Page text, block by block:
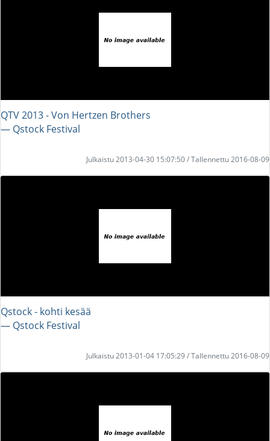
QTV 2013 - Von Hertzen Brothers
― Qstock Festival
Julkaistu 2013-04-30 15:07:50 / Tallennettu 2016-08-09
Qstock - kohti kesää
― Qstock Festival
Julkaistu 2013-01-04 17:05:29 / Tallennettu 2016-08-09